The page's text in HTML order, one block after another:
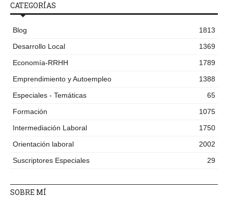
CATEGORÍAS
Blog
1813
Desarrollo Local
1369
Economía-RRHH
1789
Emprendimiento y Autoempleo
1388
Especiales - Temáticas
65
Formación
1075
Intermediación Laboral
1750
Orientación laboral
2002
Suscriptores Especiales
29
SOBRE MÍ